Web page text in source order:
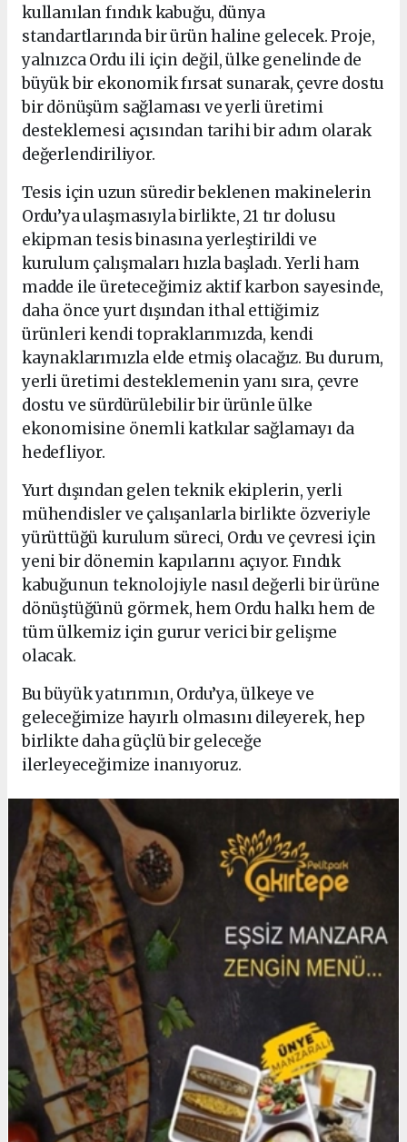
kullanılan fındık kabuğu, dünya
standartlarında bir ürün haline gelecek. Proje,
yalnızca Ordu ili için değil, ülke genelinde de
büyük bir ekonomik fırsat sunarak, çevre dostu
bir dönüşüm sağlaması ve yerli üretimi
desteklemesi açısından tarihi bir adım olarak
değerlendiriliyor.
Tesis için uzun süredir beklenen makinelerin
Ordu’ya ulaşmasıyla birlikte, 21 tır dolusu
ekipman tesis binasına yerleştirildi ve
kurulum çalışmaları hızla başladı. Yerli ham
madde ile üreteceğimiz aktif karbon sayesinde,
daha önce yurt dışından ithal ettiğimiz
ürünleri kendi topraklarımızda, kendi
kaynaklarımızla elde etmiş olacağız. Bu durum,
yerli üretimi desteklemenin yanı sıra, çevre
dostu ve sürdürülebilir bir ürünle ülke
ekonomisine önemli katkılar sağlamayı da
hedefliyor.
Yurt dışından gelen teknik ekiplerin, yerli
mühendisler ve çalışanlarla birlikte özveriyle
yürüttüğü kurulum süreci, Ordu ve çevresi için
yeni bir dönemin kapılarını açıyor. Fındık
kabuğunun teknolojiyle nasıl değerli bir ürüne
dönüştüğünü görmek, hem Ordu halkı hem de
tüm ülkemiz için gurur verici bir gelişme
olacak.
Bu büyük yatırımın, Ordu’ya, ülkeye ve
geleceğimize hayırlı olmasını dileyerek, hep
birlikte daha güçlü bir geleceğe
ilerleyeceğimize inanıyoruz.